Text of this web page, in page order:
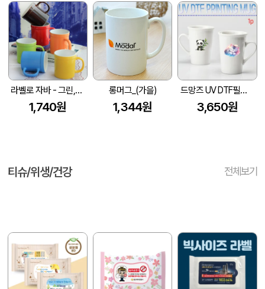
라벨로 자바 - 그린,블루,브라운,오렌지,레드,옐로우 355ml (85X95mm)
1,740원
롱머그_(가을)
1,344원
드망즈 UV DTF필름인쇄머그_시어프
3,650원
티슈/위생/건강 전체보기